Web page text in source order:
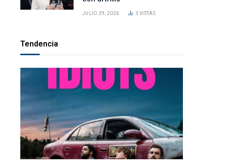
JULIO 29, 2026 3VISTAS
Tendencia